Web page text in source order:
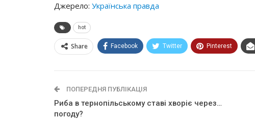
Джерело: Українська правда
hot
Share Facebook Twitter Pinterest
ПОПЕРЕДНЯ ПУБЛІКАЦІЯ
Риба в тернопільському ставі хворіє через…
погоду?